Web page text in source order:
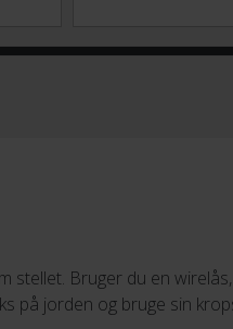
stellet. Bruger du en
på jorden og bruge sin